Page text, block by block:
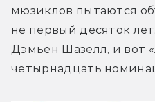
мюзиклов пытаются
не первый десяток
Дэмьен Шазелл, и вот
четырнадцать